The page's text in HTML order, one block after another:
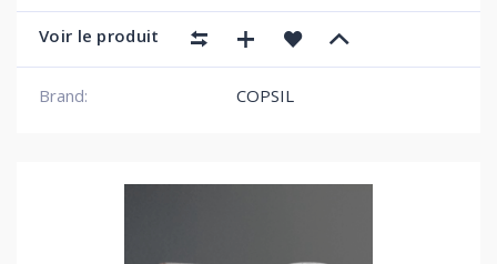
Voir le produit
Brand: COPSIL